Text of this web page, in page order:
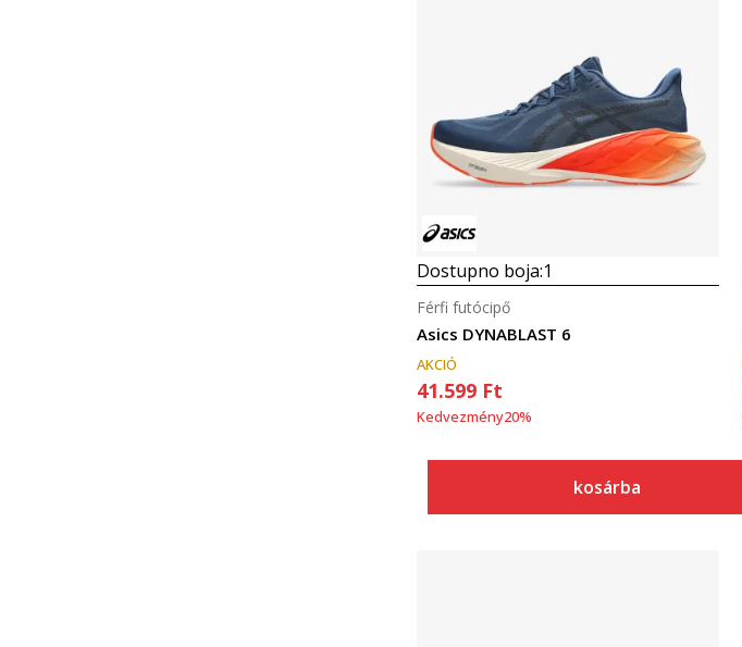
Összehasonlítás
Dostupno boja:1
Asics DYNABLAST 6
Férfi futócipő
AKCIÓ
41.599 Ft
Kedvezmény20%
kosárba